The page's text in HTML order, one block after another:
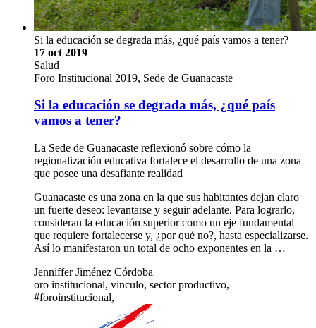
Si la educación se degrada más, ¿qué país vamos a tener?
17 oct 2019
Salud
Foro Institucional 2019, Sede de Guanacaste
Si la educación se degrada más, ¿qué país
vamos a tener?
La Sede de Guanacaste reflexionó sobre cómo la
regionalización educativa fortalece el desarrollo de una zona
que posee una desafiante realidad
Guanacaste es una zona en la que sus habitantes dejan claro
un fuerte deseo: levantarse y seguir adelante. Para lograrlo,
consideran la educación superior como un eje fundamental
que requiere fortalecerse y, ¿por qué no?, hasta especializarse.
Así lo manifestaron un total de ocho exponentes en la …
Jenniffer Jiménez Córdoba
oro institucional, vinculo, sector productivo,
#foroinstitucional,